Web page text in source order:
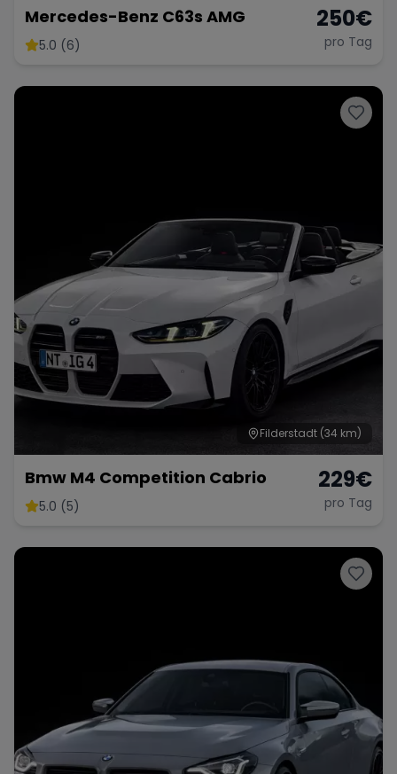
Mercedes-Benz C63s AMG
5.0 (6)
250€
pro Tag
Filderstadt (34 km)
Bmw M4 Competition Cabrio
5.0 (5)
229€
pro Tag